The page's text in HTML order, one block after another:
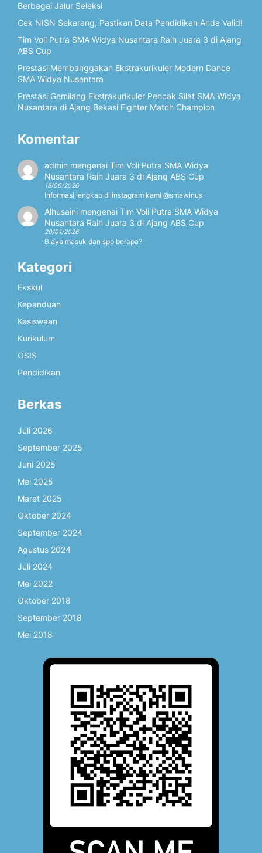
Berbagai Jalur Seleksi
Cek NISN Sekarang, Pastikan Data Pendidikan Anda Valid!
Tim Voli Putra SMA Widya Nusantara Raih Juara 3 di Ajang
ABS Cup
Prestasi Membanggakan Ekstrakurikuler Modern Dance
SMA Widya Nusantara
Prestasi Gemilang Ekstrakurikuler Pencak Silat SMA Widya
Nusantara di Ajang Bekasi Fighter Match Champion
Komentar
admin mengenai Tim Voli Putra SMA Widya
Nusantara Raih Juara 3 di Ajang ABS Cup
18/06/2026
Informasi lengkap di instagram kami @smawinus
Alhusainimengenai Tim Voli Putra SMA Widya
Nusantara Raih Juara 3 di Ajang ABS Cup
20/01/2026
Biaya masuk dan spp berapa?
Kategori
Ekskul
Kepanduan
Kesiswaan
Kurikulum
OSIS
Pendidikan
Berkas
Juli 2026
September 2025
Juni 2025
Mei 2025
Maret 2025
Oktober 2024
September 2024
Agustus 2024
Juli 2024
Mei 2022
Oktober 2018
September 2018
Mei 2018